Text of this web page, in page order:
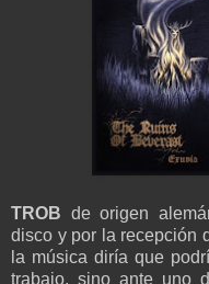
TROB de origen
disco y por la recepción
la música diría que
trabajo, sino ante uno